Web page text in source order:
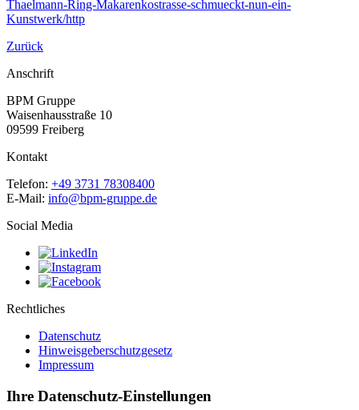
Thaelmann-Ring-Makarenkostrasse-schmueckt-nun-ein-
Kunstwerk/http
Zurück
Anschrift
BPM Gruppe
Waisenhausstraße 10
09599 Freiberg
Kontakt
Telefon: +49 3731 78308400
E-Mail: info@bpm-gruppe.de
Social Media
Rechtliches
Datenschutz
Hinweisgeberschutzgesetz
Impressum
Ihre Datenschutz-Einstellungen